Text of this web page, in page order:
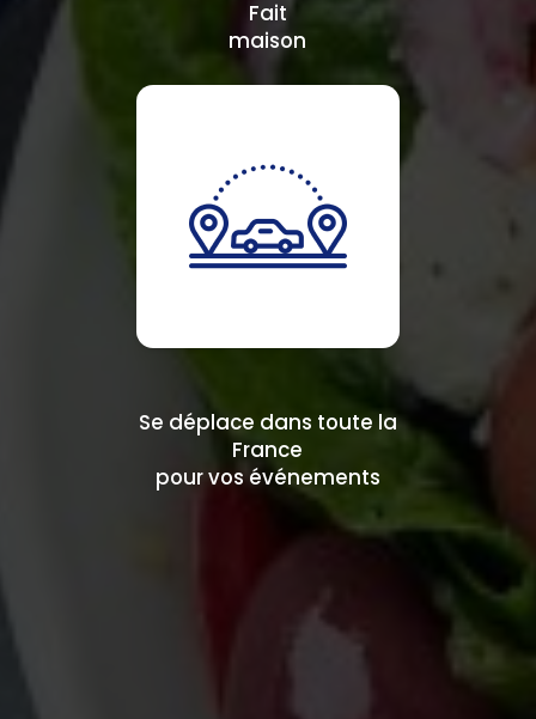
Fait
maison
Se déplace dans toute la
France
pour vos événements